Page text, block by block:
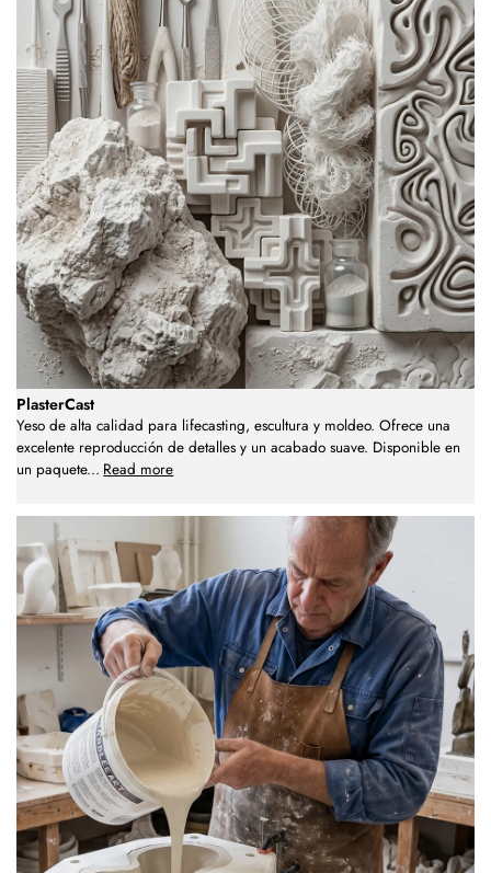
PlasterCast
Yeso de alta calidad para lifecasting, escultura y moldeo. Ofrece una
excelente reproducción de detalles y un acabado suave. Disponible en
un paquete... Read more